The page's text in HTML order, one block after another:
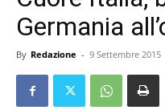
Germania
By Redazione - 9 Settembre 2015